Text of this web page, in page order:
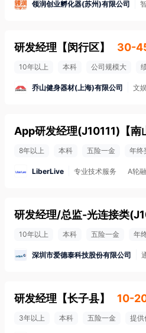
领润创业孵化器(苏州)有限公司
研发经理 【闵行区】 30-
10年以上 本科 公司规模大
乔山健身器材(上海)有限公司 文
App研发经理(J10111) 【南
8年以上 本科 五险一金 年终
LiberLive 专业技术服务 A轮
研发经理/总监-光连接类
10年以上 本科 五险一金 年
深圳市爱德泰科技股份有限公司
研发经理 【长子县】 10-
3年以上 本科 五险一金 提供